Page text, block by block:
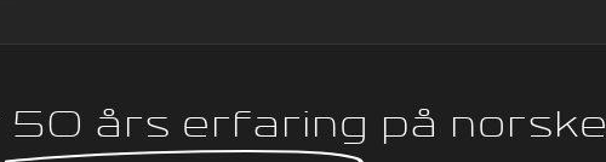
50 års erfaring på norske